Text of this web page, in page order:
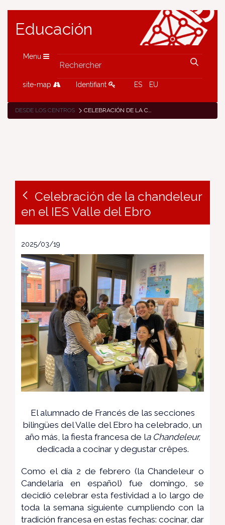
Educación
Menu
site-map Identifiant ES EU
DESDE LOS CENTROS CELEBRACIÓN DE LA CHANDELEUR EN EL IES VALLE DEL EBRO
Celebración de la chandeleur
en el IES Valle del Ebro
2025/03/19
El alumnado de Francés de las secciones
bilingües del Valle del Ebro ha celebrado, un
año más, la fiesta francesa de la Chandeleur,
dedicada a cocinar y degustar crêpes.
Como el día 2 de febrero (la Chandeleur o
Candelaria en español) fue domingo, se
decidió celebrar esta festividad a lo largo de
toda la semana siguiente cumpliendo con la
tradición francesa en estas fechas: cocinar, dar